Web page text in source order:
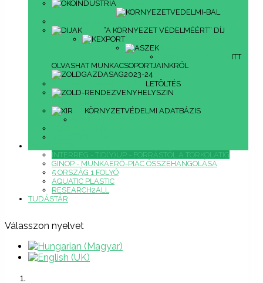
“A KÖRNYEZET VÉDELMÉÉRT” DÍJ
KEXPORT
ITT
OLVASHAT MUNKACSOPORTJAINKRÓL
LETÖLTÉS
KÖRNYZETVÉDELMI ADATBÁZIS
INTERREG - TID(Y)UP - FORRÁSTÓL A TORKOLATIG
GINOP - MUNKAERŐ-PIAC ÖSSZEHANGOLÁSA
5 ORSZÁG 1 FOLYÓ
AQUATIC PLASTIC
RESEARCH2ALL
TUDÁSTÁR
Válasszon nyelvet